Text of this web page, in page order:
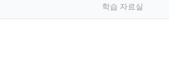
학습 자료실